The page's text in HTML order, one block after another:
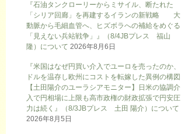
『石油タンクローリーからミサイル、断たれた
「シリア回廊」を再建するイランの新戦略 大
動脈から毛細血管へ、ヒズボラへの補給をめぐる
「見えない兵站戦争」』（8/4JBプレス 福山
隆）について 2026年8月6日
『米国はなぜ円買い介入でユーロを売ったのか、
ドルを温存し欧州にコストを転嫁した異例の構図
【土田陽介のユーラシアモニター】日米の協調介
入で円相場に上限も高市政権の財政拡張で円安圧
力は続く』（8/3JBプレス 土田 陽介）について
2026年8月5日